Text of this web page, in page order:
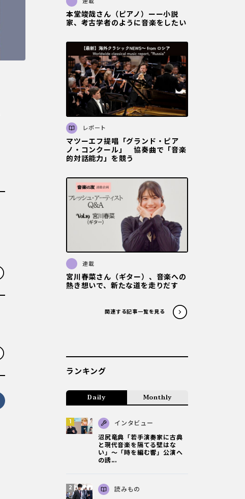
本堂竣哉さん（ピアノ）ーー小説
家、考古学者のように音楽をしたい
レポート
マツーエフ提唱「グランド・ピア
ノ・コンクール」 協奏曲で「音楽
的対話能力」を競う
連載
宮川春菜さん（ギター）、音楽への
熱き想いで、新たな道を走りだす
関連する記事一覧を見る
ランキング
Daily Monthly
インタビュー
沼尻竜典「若手演奏家に古典
と現代音楽を隔てる壁はな
い」～「時を編む響」公演へ
の誘...
読みもの